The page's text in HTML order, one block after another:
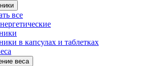
все
в капсулах и таблетках
веса